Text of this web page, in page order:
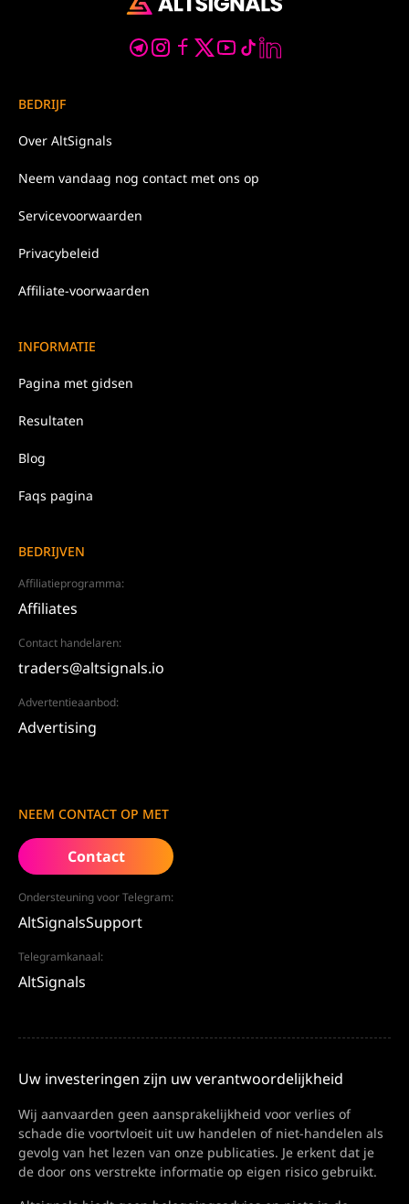
BEDRIJF
Over AltSignals
Neem vandaag nog contact met ons op
Servicevoorwaarden
Privacybeleid
Affiliate-voorwaarden
INFORMATIE
Pagina met gidsen
Resultaten
Blog
Faqs pagina
BEDRIJVEN
Affiliatieprogramma:
Affiliates
Contact handelaren:
traders@altsignals.io
Advertentieaanbod:
Advertising
NEEM CONTACT OP MET
Contact
Ondersteuning voor Telegram:
AltSignalsSupport
Telegramkanaal:
AltSignals
Uw investeringen zijn uw verantwoordelijkheid
Wij aanvaarden geen aansprakelijkheid voor verlies of
schade die voortvloeit uit uw handelen of niet-handelen als
gevolg van het lezen van onze publicaties. Je erkent dat je
de door ons verstrekte informatie op eigen risico gebruikt.